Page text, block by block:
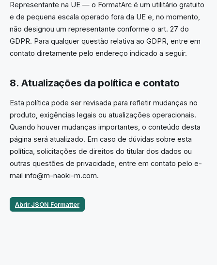
Representante na UE — o FormatArc é um utilitário gratuito
e de pequena escala operado fora da UE e, no momento,
não designou um representante conforme o art. 27 do
GDPR. Para qualquer questão relativa ao GDPR, entre em
contato diretamente pelo endereço indicado a seguir.
8. Atualizações da política e contato
Esta política pode ser revisada para refletir mudanças no
produto, exigências legais ou atualizações operacionais.
Quando houver mudanças importantes, o conteúdo desta
página será atualizado. Em caso de dúvidas sobre esta
política, solicitações de direitos do titular dos dados ou
outras questões de privacidade, entre em contato pelo e-
mail info@m-naoki-m.com.
Abrir JSON Formatter